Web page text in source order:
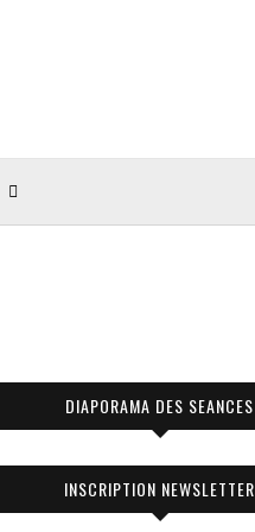
DIAPORAMA DES SEANCES
INSCRIPTION NEWSLETTER